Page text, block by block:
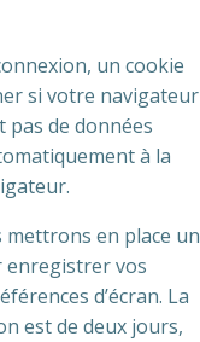
un cookie
si votre navigateur
pas de données
à la
mettrons en place un
enregistrer vos
d’écran. La
est de deux jours,